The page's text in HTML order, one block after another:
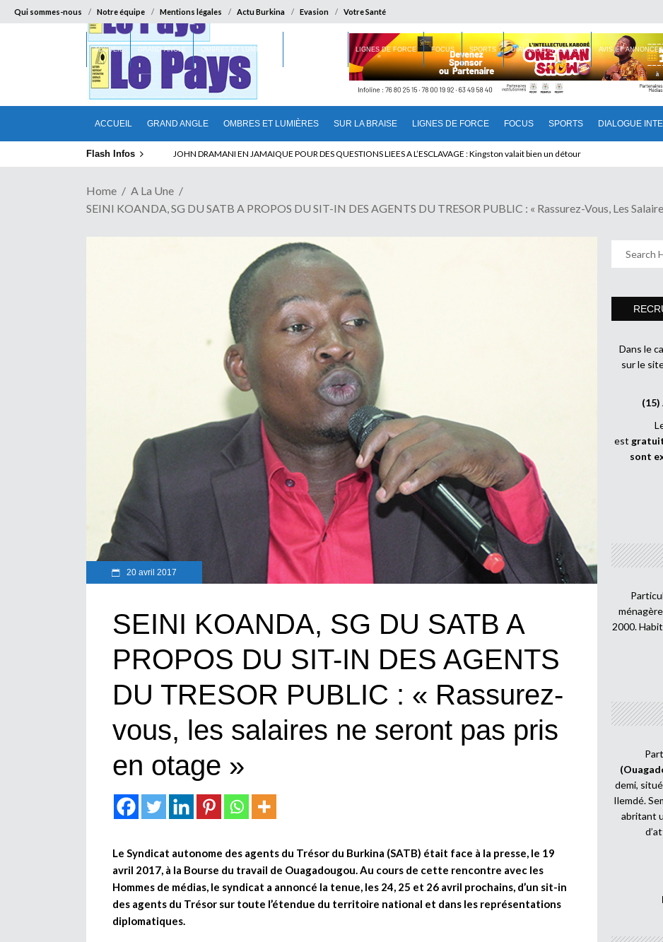
Qui sommes-nous Notre équipe Mentions légales Actu Burkina Evasion Votre Santé
ACCUEIL GRAND ANGLE OMBRES ET LUMIÈRES SUR LA BRAISE LIGNES DE FORCE FOCUS SPORTS DIALOGUE
ACCUEIL GRAND ANGLE OMBRES ET LUMIÈRES LIGNES DE FORCE FOCUS SPORTS DIALOGUE INTERIEUR AVIS ET ANNONCES
Flash Infos ELECTION DE TALON A LA TETE DU SENAT BENINOIS : Quand Patrice quitte le pouvoir sans partir !
Home
A La Une
SEINI KOANDA, SG DU SATB A PROPOS DU SIT-IN DES AGENTS DU TRESOR PUBLIC : « Rassurez-Vous, Les
20 avril 2017
SEINI KOANDA, SG DU SATB A
PROPOS DU SIT-IN DES AGENTS
DU TRESOR PUBLIC : « Rassurez-
vous, les salaires ne seront pas pris
en otage »
Le Syndicat autonome des agents du Trésor du Burkina (SATB) était face à la presse, le 19
avril 2017, à la Bourse du travail de Ouagadougou. Au cours de cette rencontre avec les
Hommes de médias, le syndicat a annoncé la tenue, les 24, 25 et 26 avril prochains, d’un sit-in
des agents du Trésor sur toute l’étendue du territoire national et dans les représentations
diplomatiques.
Dans le
sur le
est
sont
2000.
demi,
Ilemdé.
abritant